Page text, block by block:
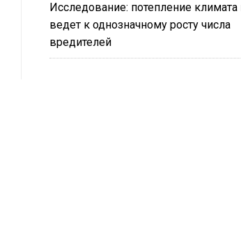
Исследование: потепление климата
ведет к однозначному росту числа
вредителей